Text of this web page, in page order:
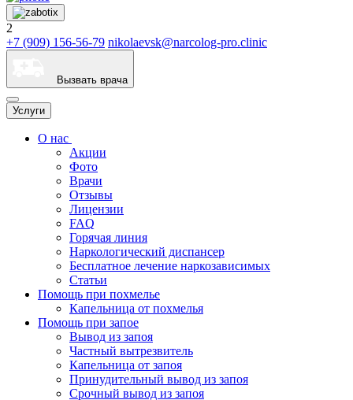
2
+7 (909) 156-56-79 nikolaevsk@narcolog-pro.clinic
Вызвать врача
Услуги
О нас
Акции
Фото
Врачи
Отзывы
Лицензии
FAQ
Горячая линия
Наркологический диспансер
Бесплатное лечение наркозависимых
Статьи
Помощь при похмелье
Капельница от похмелья
Помощь при запое
Вывод из запоя
Частный вытрезвитель
Капельница от запоя
Принудительный вывод из запоя
Срочный вывод из запоя